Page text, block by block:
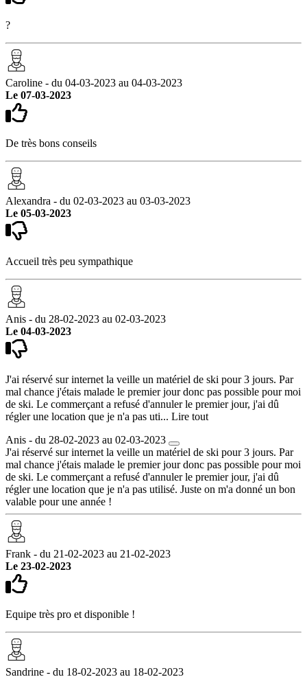
?
Caroline - du 04-03-2023 au 04-03-2023
Le 07-03-2023
De très bons conseils
Alexandra - du 02-03-2023 au 03-03-2023
Le 05-03-2023
Accueil très peu sympathique
Anis - du 28-02-2023 au 02-03-2023
Le 04-03-2023
J'ai réservé sur internet la veille un matériel de ski pour 3 jours. Par
mal chance j'étais malade le premier jour donc pas possible pour moi
de ski. Le commerçant a refusé d'annuler le premier jour, j'ai dû
régler une location que je n'a pas uti... Lire tout
Anis - du 28-02-2023 au 02-03-2023
J'ai réservé sur internet la veille un matériel de ski pour 3 jours. Par
mal chance j'étais malade le premier jour donc pas possible pour moi
de ski. Le commerçant a refusé d'annuler le premier jour, j'ai dû
régler une location que je n'a pas utilisé. Juste on m'a donné un bon
valable pour une année !
Frank - du 21-02-2023 au 21-02-2023
Le 23-02-2023
Equipe très pro et disponible !
Sandrine - du 18-02-2023 au 18-02-2023